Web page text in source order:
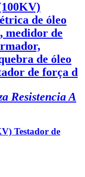
de óleo
medidor de
de óleo
de força d
Resistencia A
Testador de